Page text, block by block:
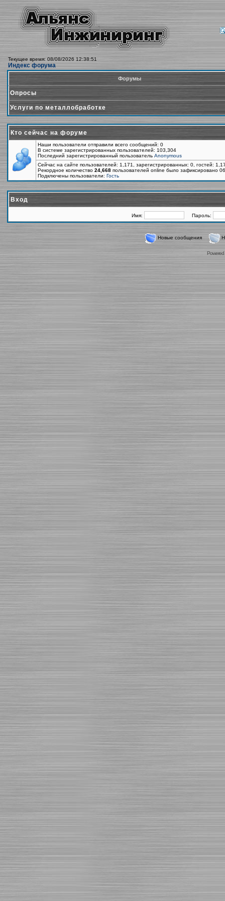
Текущее время: 08/08/2026 12:38:51
Индекс форума
Форумы
Опросы
Услуги по металлобработке
Кто сейчас на форуме
Наши пользователи отправили всего сообщений: 0
В системе зарегистрированных пользователей: 103,304
Последний зарегистрированный пользователь Anonymous
Сейчас на сайте пользователей: 1,171, зарегистрированных: 0, гостей:
Рекордное количество 24,668 пользователей online было зафиксировано
Подключены пользователи: Гость
Вход
Имя: Пароль:
Новые сообщения